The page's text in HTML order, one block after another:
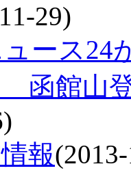
29)
ース24
函館山
報